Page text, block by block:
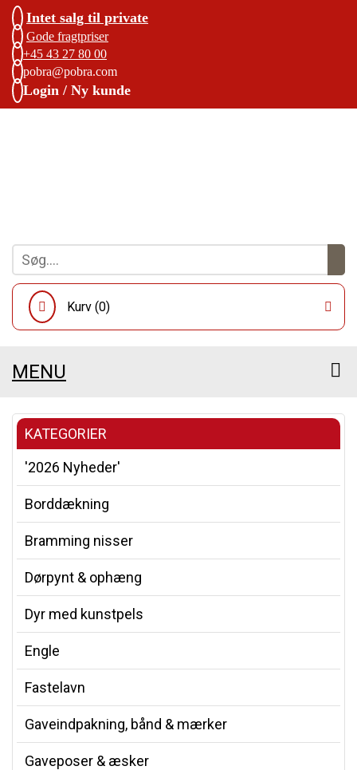
Intet salg til private
Gode fragtpriser
+45 43 27 80 00
pobra@pobra.com
Login / Ny kunde
Kurv (0)
MENU
KATEGORIER
'2026 Nyheder'
Borddækning
Bramming nisser
Dørpynt & ophæng
Dyr med kunstpels
Engle
Fastelavn
Gaveindpakning, bånd & mærker
Gaveposer & æsker